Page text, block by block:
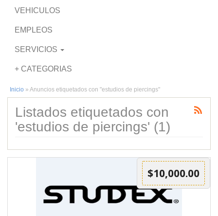
VEHICULOS
EMPLEOS
SERVICIOS
+ CATEGORIAS
Inicio » Anuncios etiquetados con "estudios de piercings"
Listados etiquetados con
'estudios de piercings' (1)
$10,000.00